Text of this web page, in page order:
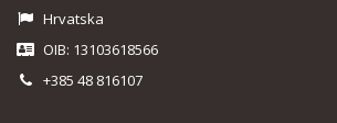
Hrvatska
OIB: 13103618566
+385 48 816107